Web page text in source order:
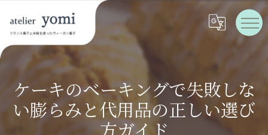
ケーキのベーキングで失敗しな
い膨らみと代用品の正しい選び
方ガイド